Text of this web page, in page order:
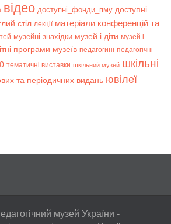
відео доступні_фонди_пму доступні
стіл лекції матеріали конференцій та
музейні знахідки музей і діти музей і
програми музеїв педагогині педагогічні
тематичні виставки шкільний музей шкільні
та періодичних видань ювілеї
музей України -